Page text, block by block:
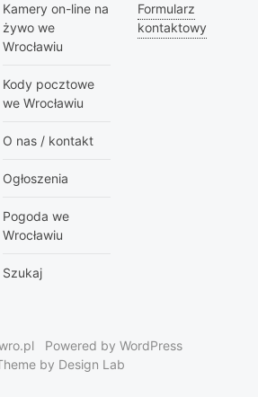
Kamery on-line na
żywo we
Wrocławiu
Kody pocztowe
we Wrocławiu
O nas / kontakt
Ogłoszenia
Pogoda we
Wrocławiu
Szukaj
Formularz
kontaktowy
Powered by WordPress
by Design Lab